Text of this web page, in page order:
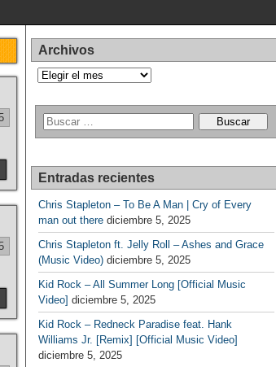
Archivos
Archivos
Entradas recientes
Chris Stapleton – To Be A Man | Cry of Every
man out there diciembre 5, 2025
Chris Stapleton ft. Jelly Roll – Ashes and Grace
(Music Video) diciembre 5, 2025
Kid Rock – All Summer Long [Official Music
Video] diciembre 5, 2025
Kid Rock – Redneck Paradise feat. Hank
Williams Jr. [Remix] [Official Music Video]
diciembre 5, 2025